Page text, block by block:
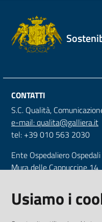
CONTATTI
S.C. Qualità,
e-mail: qualita@galliera.it
tel: +39 010 563 2030
Ente Ospedaliero
Mura delle Cappuccine 14
Tel. +39 010 56321
CF e P.IVA: 00557720109
Usiamo i